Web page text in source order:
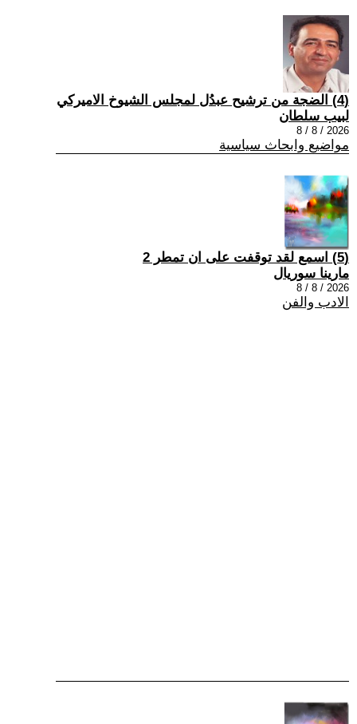
(4) الضجة من ترشيح عبدُل لمجلس الشيوخ الاميركي
لبيب سلطان
2026 / 8 / 8
مواضيع وابحاث سياسية
(5) اسمع لقد توقفت على ان تمطر 2
مارينا سوريال
2026 / 8 / 8
الادب والفن